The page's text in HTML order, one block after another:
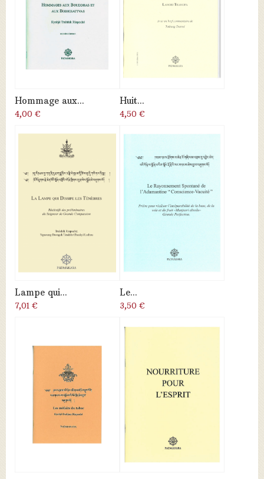
Hommage aux...
4,00 €
Huit...
4,50 €
Lampe qui...
7,01 €
Le...
3,50 €